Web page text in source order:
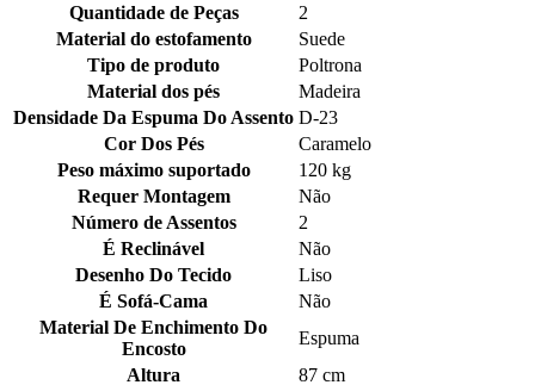
Quantidade de Peças
2
Material do estofamento
Suede
Tipo de produto
Poltrona
Material dos pés
Madeira
Densidade Da Espuma Do Assento D-23
Cor Dos Pés
Caramelo
Peso máximo suportado
120 kg
Requer Montagem
Não
Número de Assentos
2
É Reclinável
Não
Desenho Do Tecido
Liso
É Sofá-Cama
Não
Material De Enchimento Do
Encosto
Espuma
Altura
87 cm